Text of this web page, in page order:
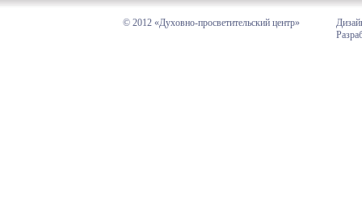
© 2012 «Духовно-просветительский центр»